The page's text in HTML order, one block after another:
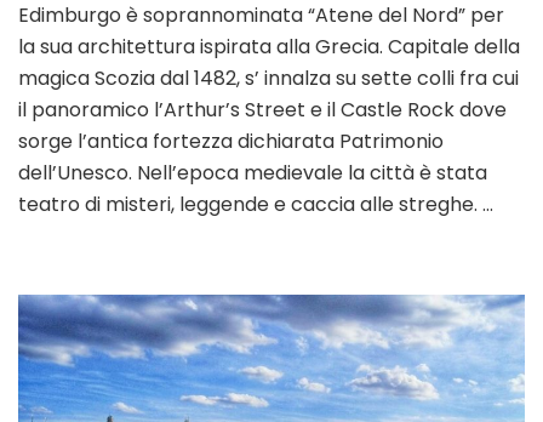
cosa
vedere
in
3
giorni:
la
guida
Edimburgo è soprannominata “Atene del Nord” per
la sua architettura ispirata alla Grecia. Capitale della
magica Scozia dal 1482, s’ innalza su sette colli fra cui
il panoramico l’Arthur’s Street e il Castle Rock dove
sorge l’antica fortezza dichiarata Patrimonio
dell’Unesco. Nell’epoca medievale la città è stata
teatro di misteri, leggende e caccia alle streghe. …